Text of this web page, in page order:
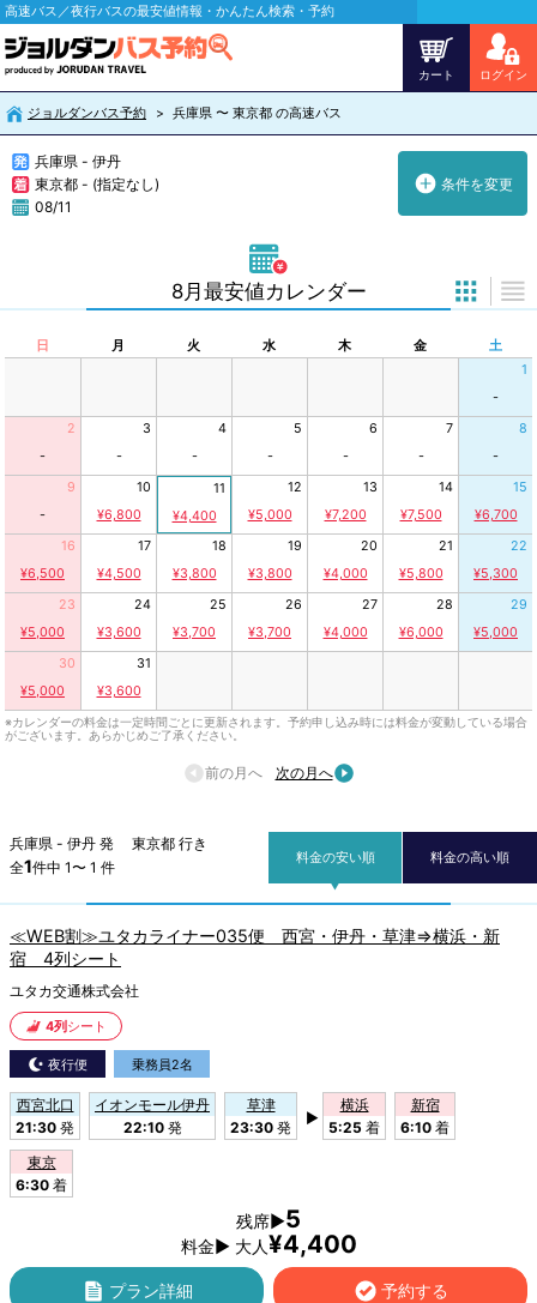
高速バス／夜行バスの最安値情報・かんたん検索・予約
カート ログイン
ジョルダンバス予約 兵庫県 〜 東京都 の高速バス
兵庫県 - 伊丹
東京都 - (指定なし)
08/11
条件を変更
8月最安値カレンダー
日 月 火 水 木 金
土
1
-
2
-
3
-
4
-
5
-
6
-
7
-
8
-
9
-
10
¥6,800
11
¥4,400
12
¥5,000
13
¥7,200
14
¥7,500
15
¥6,700
16
¥6,500
17
¥4,500
18
¥3,800
19
¥3,800
20
¥4,000
21
¥5,800
22
¥5,300
23
¥5,000
24
¥3,600
25
¥3,700
26
¥3,700
27
¥4,000
28
¥6,000
29
¥5,000
30
¥5,000
31
¥3,600
※カレンダーの料金は一定時間ごとに更新されます。予約申し込み時には料金が変動している場合
がございます。あらかじめご了承ください。
前の月へ 次の月へ
兵庫県 - 伊丹 発 東京都 行き
全1件中 1〜 1 件
料金の安い順 料金の高い順
≪WEB割≫ユタカライナー035便 西宮・伊丹・草津⇒横浜・新
宿 4列シート
ユタカ交通株式会社
4列 シート
夜行便 乗務員2名
西宮北口
21:30 発
イオンモール伊丹
22:10発
草津
23:30 発
▶
横浜
5:25 着
新宿
6:10 着
東京
6:30 着
残席▶5
料金▶ 大人¥4,400
プラン詳細 予約する